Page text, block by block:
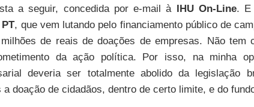
a seguir, concedida por e-mail à IHU On-Line. E
PT, que vem lutando pelo financiamento público de
de reais de doações de empresas. Não tem
da ação política. Por isso, na minha
deveria ser totalmente abolido da legislação
a doação de cidadãos, dentro de certo limite, e do